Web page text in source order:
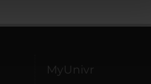
MyUnivr